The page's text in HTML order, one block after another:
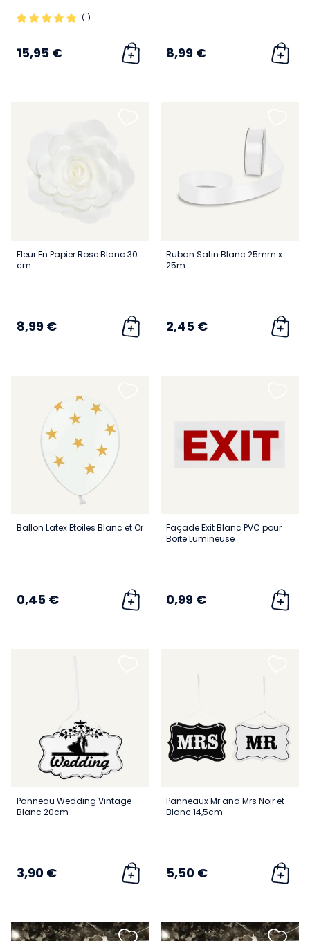
(1)
15,95 € 8,99 €
Fleur En Papier Rose Blanc 30
cm
8,99 €
Ruban Satin Blanc 25mm x
25m
2,45 €
Ballon Latex Etoiles Blanc et Or
0,45 €
Façade Exit Blanc PVC pour
Boite Lumineuse
0,99 €
Panneau Wedding Vintage
Blanc 20cm
3,90 €
Panneaux Mr and Mrs Noir et
Blanc 14,5cm
5,50 €